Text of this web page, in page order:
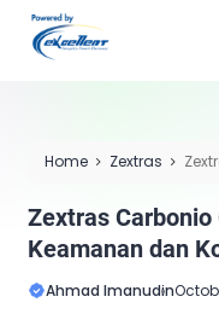
Home Zextras
Zextras
Keamanan dan
Ahmad Imanudin